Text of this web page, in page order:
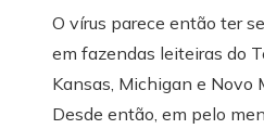
O vírus parece então ter
em fazendas leiteiras do
Kansas, Michigan e Novo
Desde então, em pelo